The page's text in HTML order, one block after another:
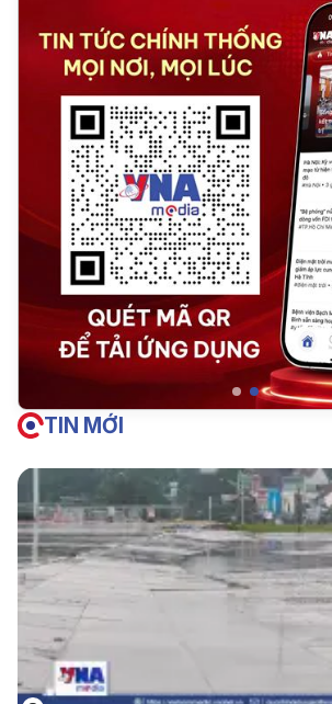
TIN MỚI